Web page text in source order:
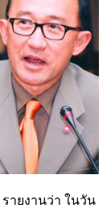
รายงานว่า ในวัน